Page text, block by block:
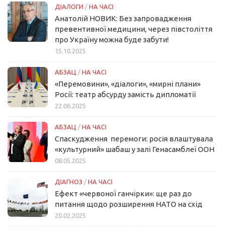
ДІАЛОГИ / НА ЧАСІ
Анатолій НОВИК: Без запровадження
превентивної медицини, через півстоліття
про Україну можна буде забути!
15.10.2025
АБЗАЦ / НА ЧАСІ
«Перемовини», «діалоги», «мирні плани»
Росії: театр абсурду замість дипломатії
22.06.2025
АБЗАЦ / НА ЧАСІ
Спаскудження перемоги: росія влаштувала
«культурний» шабаш у залі Генасамблеї ООН
08.05.2025
ДІАГНОЗ / НА ЧАСІ
Ефект «червоної ганчірки»: ще раз до
питання щодо розширення НАТО на схід
20.02.2025